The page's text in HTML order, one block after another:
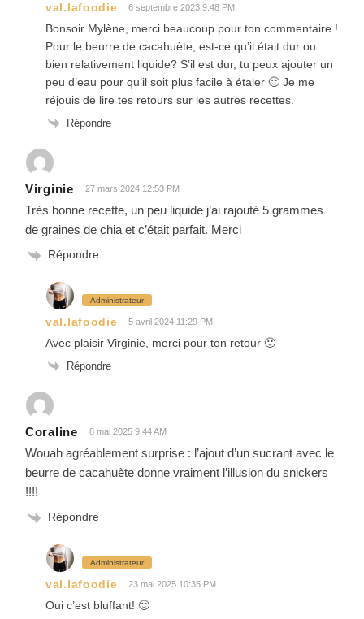
val.lafoodie 6 septembre 2023 9:48 PM
Bonsoir Mylène, merci beaucoup pour ton commentaire !
Pour le beurre de cacahuète, est-ce qu’il était dur ou
bien relativement liquide? S’il est dur, tu peux ajouter un
peu d’eau pour qu’il soit plus facile à étaler 🙂 Je me
réjouis de lire tes retours sur les autres recettes.
Répondre
Virginie 27 mars 2024 12:53 PM
Très bonne recette, un peu liquide j’ai rajouté 5 grammes
de graines de chia et c’était parfait. Merci
Répondre
Administrateur
val.lafoodie 5 avril 2024 11:29 PM
Avec plaisir Virginie, merci pour ton retour 🙂
Répondre
Coraline 8 mai 2025 9:44 AM
Wouah agréablement surprise : l’ajout d’un sucrant avec le
beurre de cacahuète donne vraiment l’illusion du snickers
!!!!
Répondre
Administrateur
val.lafoodie 23 mai 2025 10:35 PM
Oui c’est bluffant! 🙂